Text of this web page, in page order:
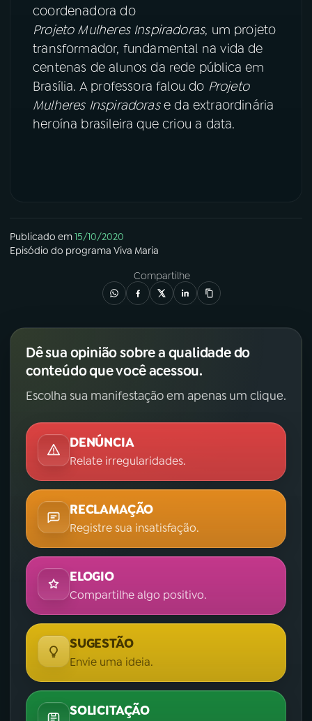
08FESTIVAL DE MÚSICA
ACOMPANHE A RÁDIO NACIONAL
YouTube Facebook
Instagram X
coordenadora do
Projeto Mulheres Inspiradoras, um projeto
transformador, fundamental na vida de
centenas de alunos da rede pública em
Brasília. A professora falou do Projeto
Mulheres Inspiradorase da extraordinária
heroína brasileira que criou a data.
Publicado em15/10/2020
Episódio do programa Viva Maria
Compartilhe
Dê sua opinião sobre a qualidade do
conteúdo que você acessou.
Escolha sua manifestação em apenas um clique.
DENÚNCIA
Relate irregularidades.
RECLAMAÇÃO
Registre sua insatisfação.
ELOGIO
Compartilhe algo positivo.
SUGESTÃO
Envie uma ideia.
SOLICITAÇÃO